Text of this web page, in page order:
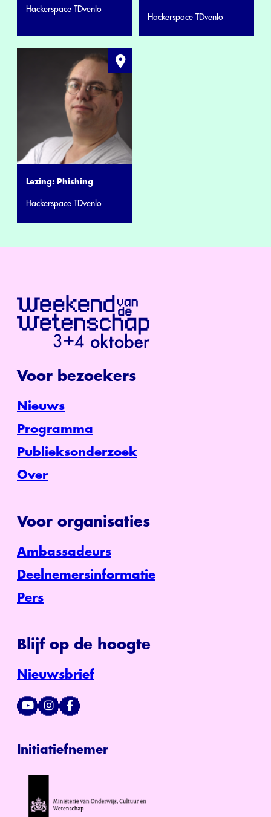
Hackerspace TDvenlo
Hackerspace TDvenlo
Lezing: Phishing
Hackerspace TDvenlo
Voor bezoekers
Nieuws
Programma
Publieksonderzoek
Over
Voor organisaties
Ambassadeurs
Deelnemersinformatie
Pers
Blijf op de hoogte
Nieuwsbrief
Initiatiefnemer